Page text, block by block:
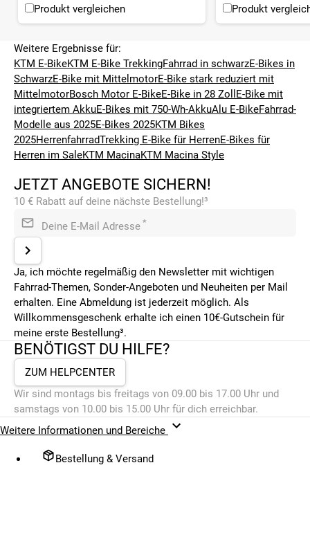
Produkt vergleichen Produkt
Weitere Ergebnisse für:
KTM E-BikeKTM E-Bike TrekkingFahrrad in schwarzE-Bikes in
SchwarzE-Bike mit MittelmotorE-Bike stark reduziert mit
MittelmotorBosch Motor E-BikeE-Bike in 28 Zoll E-Bike mit
integriertem AkkuE-Bikes mit 750-Wh-AkkuAlu E-BikeFahrrad-
Modelle aus 2025E-Bikes 2025KTM Bikes
2025HerrenfahrradTrekking E-Bike für HerrenE-Bikes für
Herren im SaleKTM MacinaKTM Macina Style
JETZT ANGEBOTE SICHERN!
10 € Rabatt auf deine nächste Bestellung!³
Deine E-Mail Adresse *
Ja, ich möchte regelmäßig den Newsletter mit wichtigen
Fahrrad-Themen, Sonder-Angeboten und Neuheiten per Mail
erhalten. Eine Abmeldung ist jederzeit möglich. Als
Willkommensgeschenk erhalte ich einen 10€-Gutschein für
meine erste Bestellung³.
BENÖTIGST DU HILFE?
ZUM HELPCENTER
Wir sind montags bis freitags von 09.00 bis 17.00 Uhr und
samstags von 10.00 bis 15.00 Uhr für dich erreichbar.
Weitere Informationen und Bereiche
Bestellung & Versand